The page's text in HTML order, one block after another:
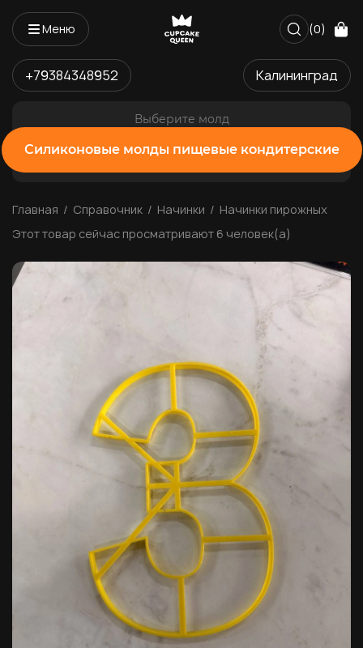
Меню
+79384348952 Калининград
(0)
Выберите молд
Силиконовые молды пищевые кондитерские
Главная Справочник Начинки
Начинки пирожных
Этот товар сейчас просматривают 6 человек(а)